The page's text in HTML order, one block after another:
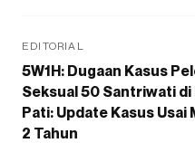
EDITORIAL
5W1H: Dugaan Kasus
Seksual 50 Santriwati
Pati: Update Kasus Usai
2 Tahun